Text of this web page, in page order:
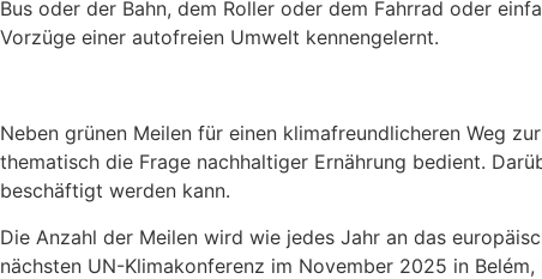
Bus oder der Bahn, dem Roller oder dem Fahrrad oder
Vorzüge einer autofreien Umwelt kennengelernt.
Neben grünen Meilen für einen klimafreundlicheren Weg
thematisch die Frage nachhaltiger Ernährung bedient.
beschäftigt werden kann.
Die Anzahl der Meilen wird wie jedes Jahr an das
nächsten UN-Klimakonferenz im November 2025 in